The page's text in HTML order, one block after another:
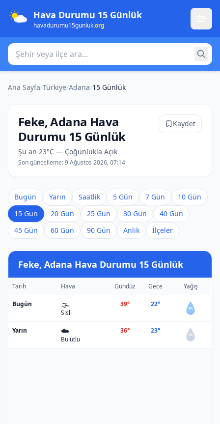
Hava Durumu 15 Günlük
havadurumu15gunluk.org
Şehir veya ilçe ara
Ana Sayfa/Türkiye/Adana/15 Günlük
Feke, Adana Hava
Durumu 15 Günlük
Şu an 23°C — Çoğunlukla Açık
Son güncelleme:9 Ağustos 2026, 07:14
Kaydet
Bugün Yarın Saatlik 5 Gün 7 Gün
10 Gün
15 Gün
20 Gün 25 Gün 30 Gün
40 Gün
45 Gün
60 Gün 90 Gün Anlık İlçeler
Feke, Adana Hava Durumu 15 Günlük
Tarih Hava Gündüz Gece Yağış
Bugün 🌫️
Sisli
39° 22°
5%
Yarın ☁️
Bulutlu
36° 23°
0%